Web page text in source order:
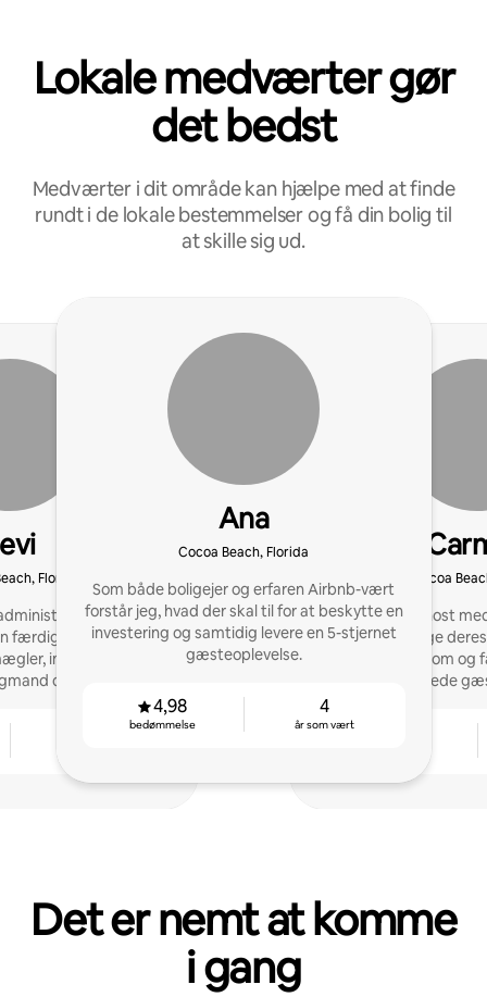
Lokale medværter gør
det bedst
Medværter i dit område kan hjælpe med at finde
rundt i de lokale bestemmelser og få din bolig til
at skille sig ud.
Florida
er bare
færdigheder. Jeg har
investor, vært,
og
i over 20 år. Fuld
à la carte.
Ana
Cocoa Beach, Florida
Som både boligejer og erfaren Airbnb-vært
forstår jeg, hvad der skal til for at beskytte en
investering og samtidig levere en 5-stjernet
gæsteoplevelse.
4,98
bedømmelse
4
år som vært
Cocoa
Airbnb-Superhost
ejere med at øge
deres ejendom og
stjernede
Det er nemt at komme
i gang